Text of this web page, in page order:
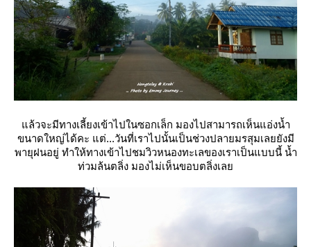
ล้วจะมีทางเลี้ยงเข้าไปในซอกเล็ก มองไปสามารถเห็นแอ่งน้ำ
ขนาดใหญ่ได้คะ แต่...วันที่เราไปนั้นเป็นช่วงปลายมรสุมเลยยังมี
พายุฝนอยู่ ทำให้ทางเข้าไปชมวิวหนองทะเลของเราเป็นแบบนี้ น้ำ
ท่วมล้นตลิ่ง มองไม่เห็นขอบตลิ่งเล